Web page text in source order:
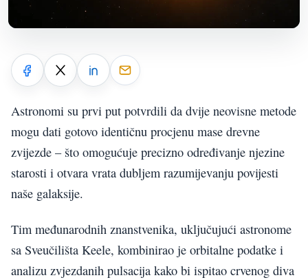
Astronomi su prvi put potvrdili da dvije neovisne metode
mogu dati gotovo identičnu procjenu mase drevne
zvijezde – što omogućuje precizno određivanje njezine
starosti i otvara vrata dubljem razumijevanju povijesti
naše galaksije.
Tim međunarodnih znanstvenika, uključujući astronome
sa Sveučilišta Keele, kombinirao je orbitalne podatke i
analizu zvjezdanih pulsacija kako bi ispitao crvenog diva